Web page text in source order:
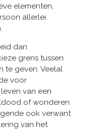
elementen,
allerlei
dan
grens tussen
te geven. Veelal
voor
van een
of wonderen
ook verwant
van het